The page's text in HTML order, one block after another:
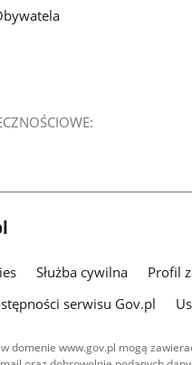
Służba cywilna Profil
serwisu Gov.pl
domenie www.gov.pl mogą